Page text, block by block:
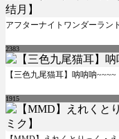
アフターナイトワンダーラン
2383
【三色九尾猫耳】呐呐呐~~~~
1915